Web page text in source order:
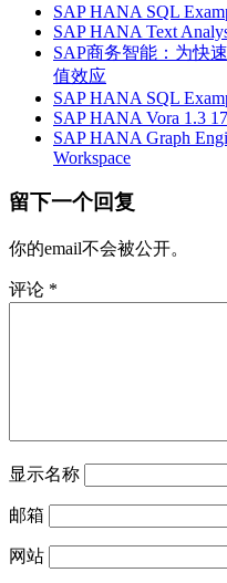
SAP HANA SQL
SAP HANA Text
SAP商务智能：为快
值效应
SAP HANA SQL
SAP HANA Vora 1.3
SAP HANA Graph
Workspace
留下一个回复
你的email不会被公开。
评论 *
显示名称
邮箱
网站